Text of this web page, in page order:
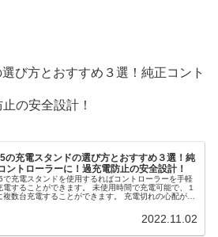
び方とおすすめ３選！純正コント
の安全設計！
の充電スタンドの選び方とおすすめ３選！純
ントローラーに！過充電防止の安全設計！
で充電スタンドを使用するればコントローラーを手軽
電することができます。 未使用時間で充電可能で、１
複数台充電することができます。 充電切れの心配がな
を両立することができます。 そこで、PS5の充電スタ
の選び方とおすすめ３選を解説します。2022.11.02